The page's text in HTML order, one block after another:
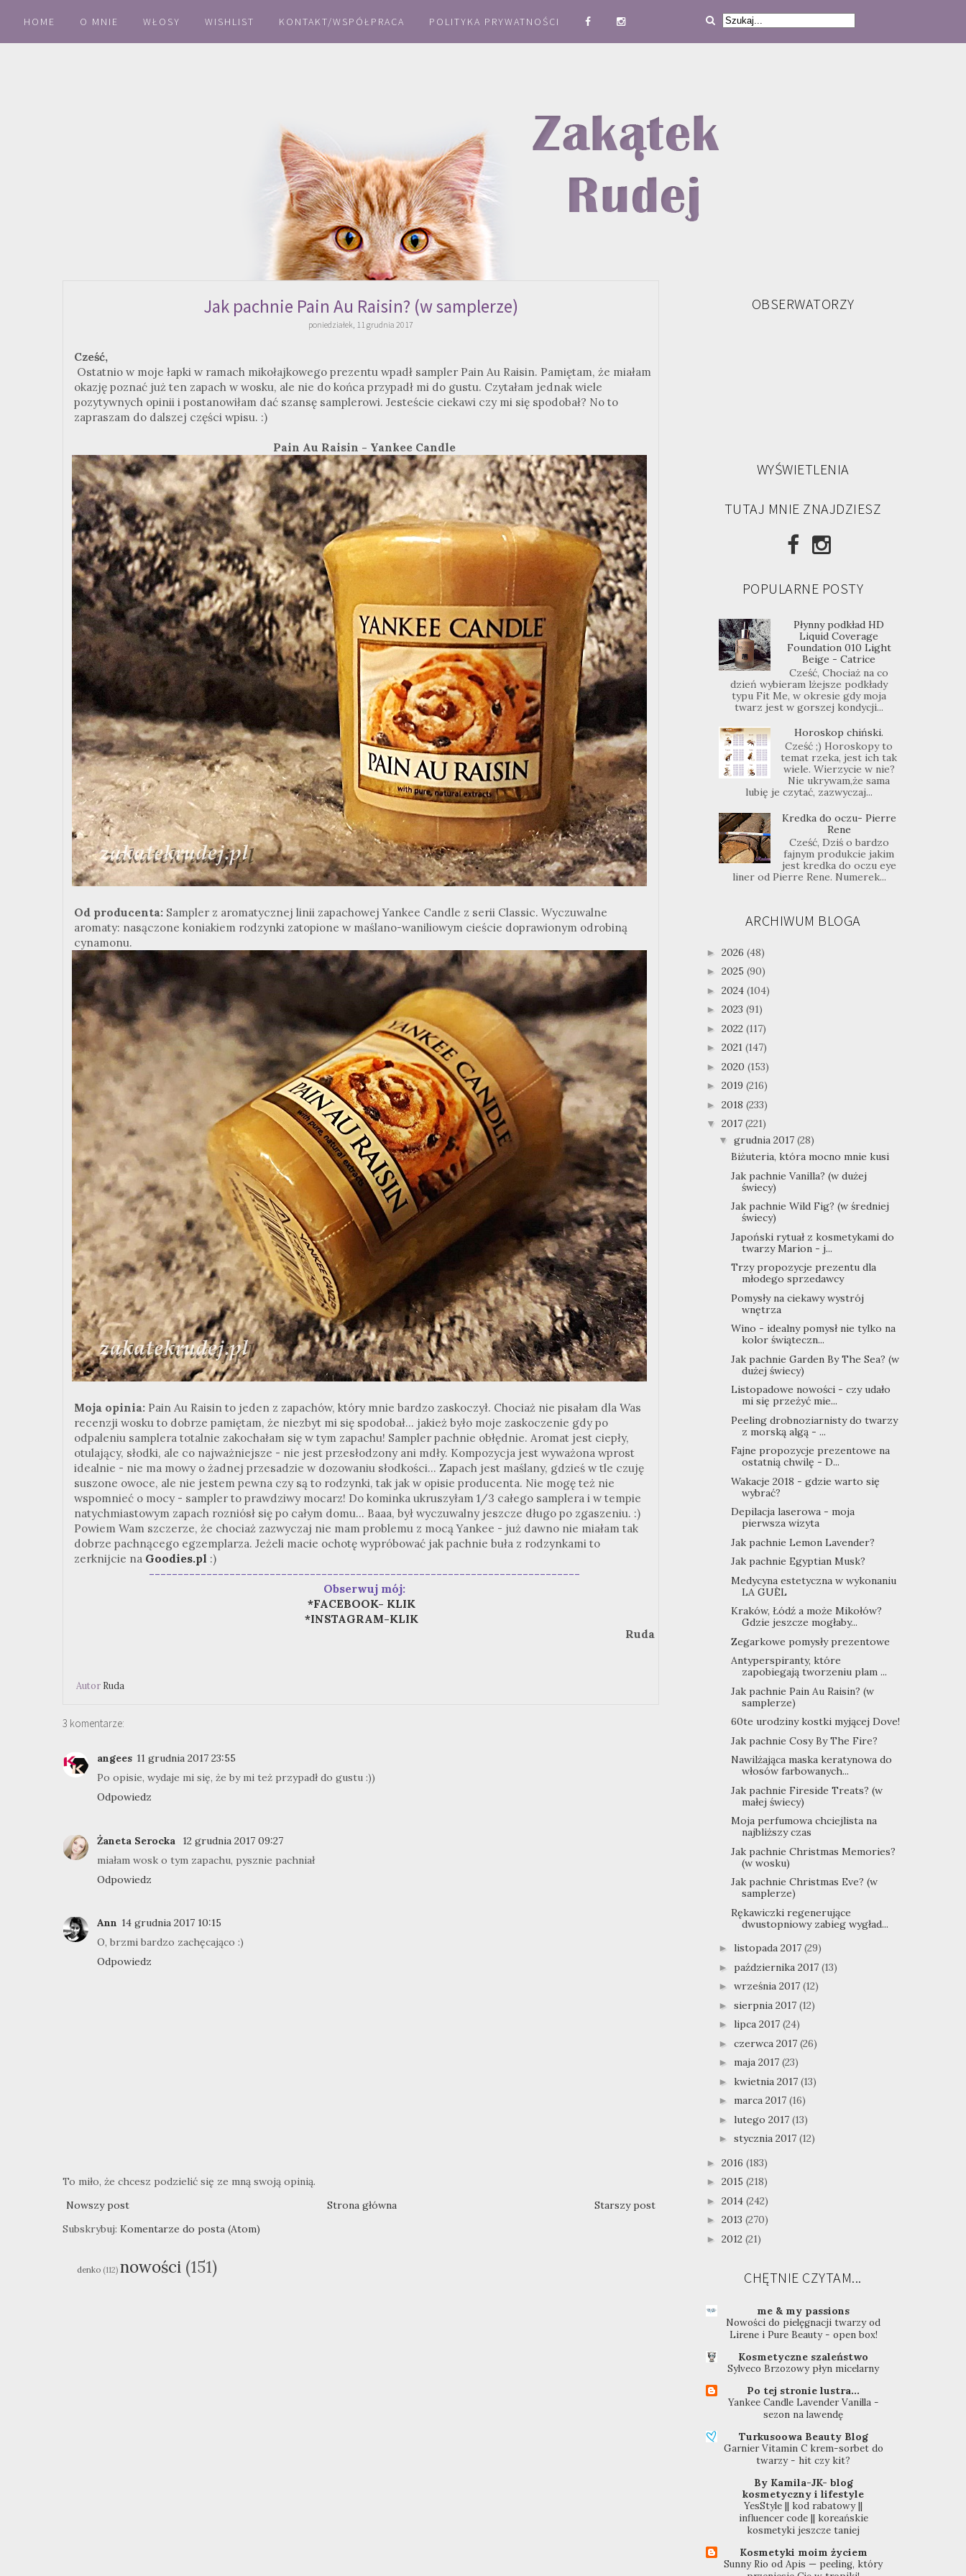
HOME O MNIE WŁOSY WISHLIST KONTAKT/WSPÓŁPRACA POLITYKA PRYWATNOŚCI
Jak pachnie Pain Au Raisin? (w samplerze)
poniedziałek, 11 grudnia 2017
Cześć,
Ostatnio w moje łapki w ramach mikołajkowego prezentu wpadł sampler Pain Au Raisin. Pamiętam, że miałam
okazję poznać już ten zapach w wosku, ale nie do końca przypadł mi do gustu. Czytałam jednak wiele
pozytywnych opinii i postanowiłam dać szansę samplerowi. Jesteście ciekawi czy mi się spodobał? No to
zapraszam do dalszej części wpisu. :)
Pain Au Raisin - Yankee Candle
Od producenta: Sampler z aromatycznej linii zapachowej Yankee Candle z serii Classic. Wyczuwalne
aromaty: nasączone koniakiem rodzynki zatopione w maślano-waniliowym cieście doprawionym odrobiną
cynamonu.
Moja opinia: Pain Au Raisin to jeden z zapachów, który mnie bardzo zaskoczył. Chociaż nie pisałam dla Was
recenzji wosku to dobrze pamiętam, że niezbyt mi się spodobał... jakież było moje zaskoczenie gdy po
odpaleniu samplera totalnie zakochałam się w tym zapachu! Sampler pachnie obłędnie. Aromat jest ciepły,
otulający, słodki, ale co najważniejsze - nie jest przesłodzony ani mdły. Kompozycja jest wyważona wprost
idealnie - nie ma mowy o żadnej przesadzie w dozowaniu słodkości... Zapach jest maślany, gdzieś w tle czuję
suszone owoce, ale nie jestem pewna czy są to rodzynki, tak jak w opisie producenta. Nie mogę też nie
wspomnieć o mocy - sampler to prawdziwy mocarz! Do kominka ukruszyłam 1/3 całego samplera i w tempie
natychmiastowym zapach rozniósł się po całym domu... Baaa, był wyczuwalny jeszcze długo po zgaszeniu. :)
Powiem Wam szczerze, że chociaż zazwyczaj nie mam problemu z mocą Yankee - już dawno nie miałam tak
dobrze pachnącego egzemplarza. Jeżeli macie ochotę wypróbować jak pachnie buła z rodzynkami to
zerknijcie na Goodies.pl :)
---------------------------------------------------------------------------
Obserwuj mój:
*FACEBOOK- KLIK
*INSTAGRAM-KLIK
Ruda
Autor Ruda
3 komentarze:
angees 11 grudnia 2017 23:55
Po opisie, wydaje mi się, że by mi też przypadł do gustu :))
Odpowiedz
Żaneta Serocka
12 grudnia 2017 09:27
miałam wosk o tym zapachu, pysznie pachniał
Odpowiedz
Ann 14 grudnia 2017 10:15
O, brzmi bardzo zachęcająco :)
Odpowiedz
To miło, że chcesz podzielić się ze mną swoją opinią.
Nowszy post
Starszy post
Strona główna
Subskrybuj: Komentarze do posta (Atom)
denko (112) nowości (151)
OBSERWATORZY
WYŚWIETLENIA
TUTAJ MNIE ZNAJDZIESZ
POPULARNE POSTY
Płynny podkład HD
Liquid Coverage
Foundation 010 Light
Beige - Catrice
Cześć, Chociaż na co
dzień wybieram lżejsze podkłady
typu Fit Me, w okresie gdy moja
twarz jest w gorszej kondycji...
Horoskop chiński.
Cześć ;) Horoskopy to
temat rzeka, jest ich tak
wiele. Wierzycie w nie?
Nie ukrywam,że sama
lubię je czytać, zazwyczaj...
Kredka do oczu- Pierre
Rene
Cześć, Dziś o bardzo
fajnym produkcie jakim
jest kredka do oczu eye
liner od Pierre Rene. Numerek...
ARCHIWUM BLOGA
► 2026 (48)
► 2025 (90)
► 2024 (104)
► 2023 (91)
► 2022 (117)
► 2021 (147)
► 2020 (153)
► 2019 (216)
► 2018 (233)
▼ 2017 (221)
▼ grudnia 2017 (28)
Biżuteria, która mocno mnie kusi
Jak pachnie Vanilla? (w dużej
świecy)
Jak pachnie Wild Fig? (w średniej
świecy)
Japoński rytuał z kosmetykami do
twarzy Marion - j...
Trzy propozycje prezentu dla
młodego sprzedawcy
Pomysły na ciekawy wystrój
wnętrza
Wino - idealny pomysł nie tylko na
kolor świąteczn...
Jak pachnie Garden By The Sea? (w
dużej świecy)
Listopadowe nowości - czy udało
mi się przeżyć mie...
Peeling drobnoziarnisty do twarzy
z morską algą - ...
Fajne propozycje prezentowe na
ostatnią chwilę - D...
Wakacje 2018 - gdzie warto się
wybrać?
Depilacja laserowa - moja
pierwsza wizyta
Jak pachnie Lemon Lavender?
Jak pachnie Egyptian Musk?
Medycyna estetyczna w wykonaniu
LA GUÈL
Kraków, Łódź a może Mikołów?
Gdzie jeszcze mogłaby...
Zegarkowe pomysły prezentowe
Antyperspiranty, które
zapobiegają tworzeniu plam ...
Jak pachnie Pain Au Raisin? (w
samplerze)
60te urodziny kostki myjącej Dove!
Jak pachnie Cosy By The Fire?
Nawilżająca maska keratynowa do
włosów farbowanych...
Jak pachnie Fireside Treats? (w
małej świecy)
Moja perfumowa chciejlista na
najbliższy czas
Jak pachnie Christmas Memories?
(w wosku)
Jak pachnie Christmas Eve? (w
samplerze)
Rękawiczki regenerujące
dwustopniowy zabieg wygład...
► listopada 2017 (29)
► października 2017 (13)
► września 2017 (12)
► sierpnia 2017 (12)
► lipca 2017 (24)
► czerwca 2017 (26)
► maja 2017 (23)
► kwietnia 2017 (13)
► marca 2017 (16)
► lutego 2017 (13)
► stycznia 2017 (12)
► 2016 (183)
► 2015 (218)
► 2014 (242)
► 2013 (270)
► 2012 (21)
CHĘTNIE CZYTAM...
me & my passions
Nowości do pielęgnacji twarzy od
Lirene i Pure Beauty - open box!
Kosmetyczne szaleństwo
Sylveco Brzozowy płyn micelarny
Po tej stronie lustra...
Yankee Candle Lavender Vanilla -
sezon na lawendę
Turkusoowa Beauty Blog
Garnier Vitamin C krem-sorbet do
twarzy - hit czy kit?
By Kamila-JK- blog
kosmetyczny i lifestyle
YesStyle || kod rabatowy ||
influencer code || koreańskie
kosmetyki jeszcze taniej
Kosmetyki moim życiem
Sunny Rio od Apis — peeling, który